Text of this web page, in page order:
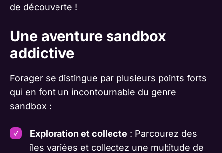
de découverte !
Une aventure sandbox
addictive
Forager se distingue par plusieurs points forts
qui en font un incontournable du genre
sandbox :
Exploration et collecte : Parcourez des
îles variées et collectez une multitude de